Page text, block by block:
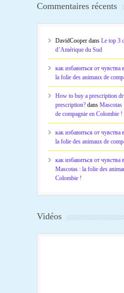
Commentaires récents
DavidCooper dans Le top 3
d’Amérique du Sud
как избавиться от чувства
la folie des animaux de
How to buy a prescription
prescription? dans Mascotas
de compagnie en Colombie !
как избавиться от чувства
la folie des animaux de
как избавиться от
Mascotas : la folie des
Colombie !
Vidéos